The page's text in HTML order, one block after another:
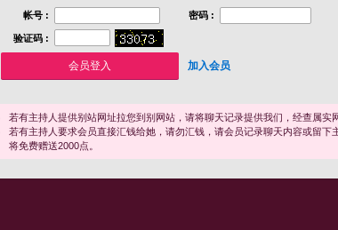
帐号 :
密码 :
验证码 :
加入会员
若有主持人提供别站网址拉您到别网站，请将聊天记录提供我们，经查属实
若有主持人要求会员直接汇钱给她，请勿汇钱，请会员记录聊天内容或留
将免费赠送2000点。